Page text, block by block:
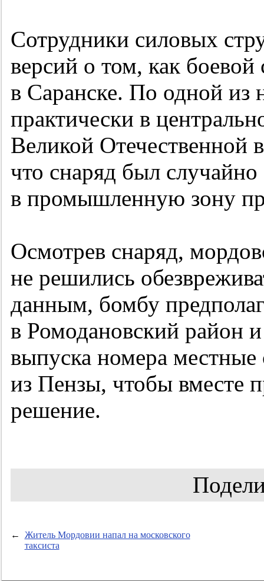
Сотрудники силовых
версий о том, как боевой
в Саранске. По одной из
практически в
Великой Отечественной
что снаряд был случайно
в промышленную зону
Осмотрев снаряд,
не решились
данным, бомбу
в Ромодановский район
выпуска номера местные
из Пензы, чтобы вместе
решение.
←
Житель Мордовии напал на московского
таксиста